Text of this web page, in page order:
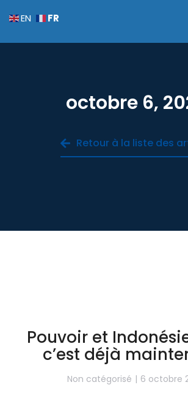
octobre 6,
Retour à la liste des
Pouvoir et
c’est déjà
Non catégorisé 6 octobre
EN FR